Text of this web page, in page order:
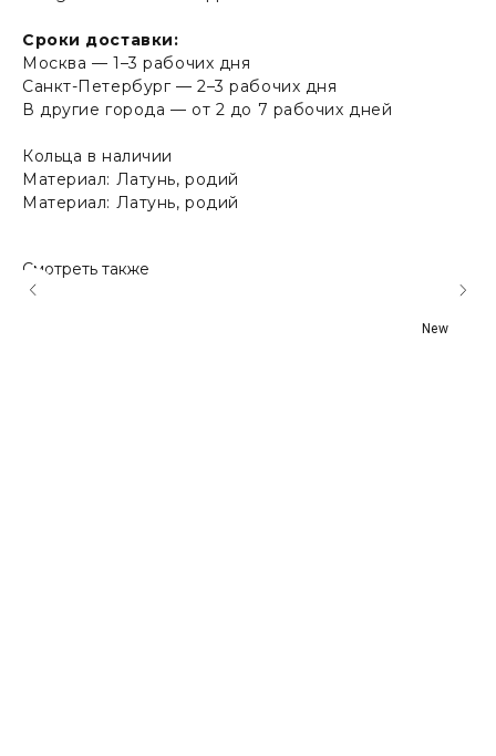
Сроки доставки:
Москва — 1–3 рабочих дня
Санкт-Петербург — 2–3 рабочих дня
В другие города — от 2 до 7 рабочих дней
Кольца в наличии
Материал: Латунь, родий
Материал: Латунь, родий
Смотреть также
New